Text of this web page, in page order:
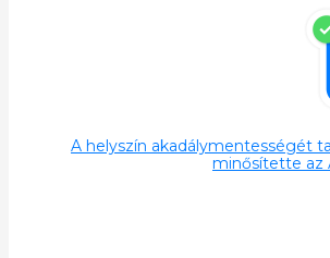
A helyszín akadálymentességét
minősítette az